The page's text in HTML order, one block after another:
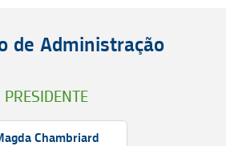
de Administração
PRESIDENTE
Chambriard